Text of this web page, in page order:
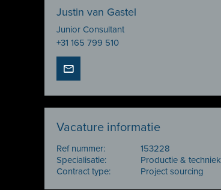
Justin van Gastel
Junior Consultant
+31 165 799 510
Vacature informatie
Ref nummer:
153228
Specialisatie:
Productie & techniek
Contract type:
Project sourcing